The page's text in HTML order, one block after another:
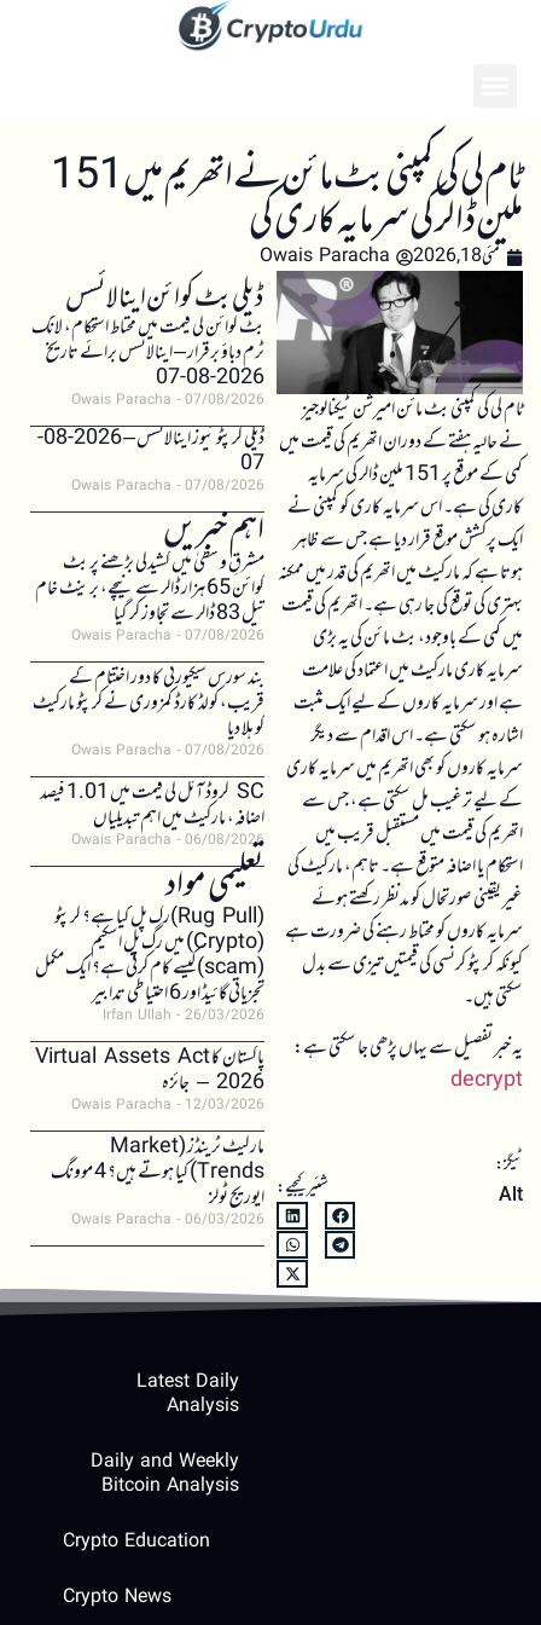
ٹام لی کی کمپنی بٹ مائن نے اتھریم میں 151
ملین ڈالر کی سرمایہ کاری کی
مئی 18, 2026 Owais Paracha
ٹام لی کی کمپنی بٹ مائن امیرشن ٹیکنالوجیز
نے حالیہ ہفتے کے دوران اتھریم کی قیمت میں
کمی کے موقع پر 151 ملین ڈالر کی سرمایہ
کاری کی ہے۔ اس سرمایہ کاری کو کمپنی نے
ایک پرکشش موقع قرار دیا ہے جس سے ظاہر
ہوتا ہے کہ مارکیٹ میں اتھریم کی قدر میں ممکنہ
بہتری کی توقع کی جا رہی ہے۔ اتھریم کی قیمت
میں کمی کے باوجود، بٹ مائن کی یہ بڑی
سرمایہ کاری مارکیٹ میں اعتماد کی علامت
ہے اور سرمایہ کاروں کے لیے ایک مثبت
اشارہ ہو سکتی ہے۔ اس اقدام سے دیگر
سرمایہ کاروں کو بھی اتھریم میں سرمایہ کاری
کے لیے ترغیب مل سکتی ہے، جس سے
اتھریم کی قیمت میں مستقبل قریب میں
استحکام یا اضافہ متوقع ہے۔ تاہم، مارکیٹ کی
غیر یقینی صورتحال کو مدنظر رکھتے ہوئے
سرمایہ کاروں کو محتاط رہنے کی ضرورت ہے
کیونکہ کرپٹو کرنسی کی قیمتیں تیزی سے بدل
سکتی ہیں۔
یہ خبر تفصیل سے یہاں پڑھی جا سکتی ہے:
decrypt
ٹیگز:
Alt شئیر کیجیے:
ڈیلی بٹ کوائن اینالائسس
بٹ کوائن کی قیمت میں محتاط استحکام، لانگ
ٹرم دباؤ برقرار – اینالائسس برائے تاریخ
2026-08-07
Owais Paracha 07/08/2026
ڈیلی کرپٹو نیوز اینالائسس – 2026-08-
07
Owais Paracha 07/08/2026
اہم خبریں
مشرقِ وسطیٰ میں کشیدگی بڑھنے پر بٹ
کوائن 65 ہزار ڈالر سے نیچے، برینٹ خام
تیل 83 ڈالر سے تجاوز کر گیا
Owais Paracha 07/08/2026
بند سورس سیکیورٹی کا دور اختتام کے
قریب، کولڈ کارڈ کمزوری نے کرپٹو مارکیٹ
کو ہلا دیا
Owais Paracha 07/08/2026
SC کروڈ آئل کی قیمت میں 1.01 فیصد
اضافہ، مارکیٹ میں اہم تبدیلیاں
Owais Paracha 06/08/2026
تعلیمی مواد(Rug Pull)رگ پل کیا ہے؟ کرپٹو
(Crypto) میں رگ پل اسکیم
(scam)کیسے کام کرتی ہے؟ ایک مکمل
تجزیاتی گائیڈ اور 6 احتیاطی تدابیر
Irfan Ullah 26/03/2026
پاکستان کا Virtual Assets Act
2026 – جائزہ
Owais Paracha 12/03/2026
مارکیٹ ٹرینڈز (Market
Trends) کیا ہوتے ہیں؟ 4 موونگ
ایوریج ٹولز
Owais Paracha 06/03/2026
Latest Daily
Analysis
Daily and Weekly
Bitcoin Analysis
Crypto Education
Crypto News